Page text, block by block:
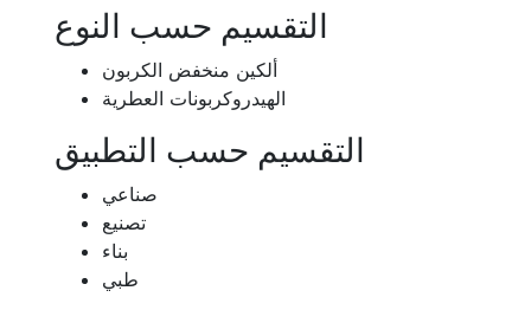
التقسيم حسب النوع
ألكين منخفض الكربون
الهيدروكربونات العطرية
التقسيم حسب التطبيق
صناعي
تصنيع
بناء
طبي